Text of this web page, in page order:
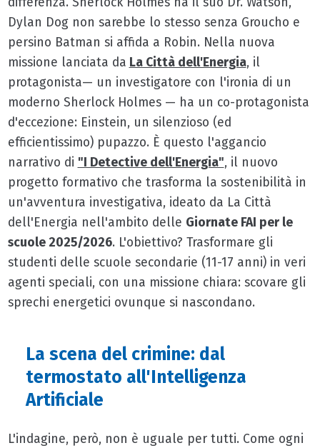
Dylan Dog non sarebbe lo stesso senza Groucho e
persino Batman si affida a Robin. Nella nuova
missione lanciata da La Città dell'Energia, il
protagonista— un investigatore con l'ironia di un
moderno Sherlock Holmes — ha un co-protagonista
d'eccezione: Einstein, un silenzioso (ed
efficientissimo) pupazzo. È questo l'aggancio
narrativo di "I Detective dell'Energia", il nuovo
progetto formativo che trasforma la sostenibilità in
un'avventura investigativa, ideato da La Città
dell'Energia nell'ambito delle Giornate FAI per le
scuole 2025/2026. L'obiettivo? Trasformare gli
studenti delle scuole secondarie (11-17 anni) in veri
agenti speciali, con una missione chiara: scovare gli
sprechi energetici ovunque si nascondano.
La scena del crimine: dal
termostato all'Intelligenza
Artificiale
L'indagine, però, non è uguale per tutti. Come ogni